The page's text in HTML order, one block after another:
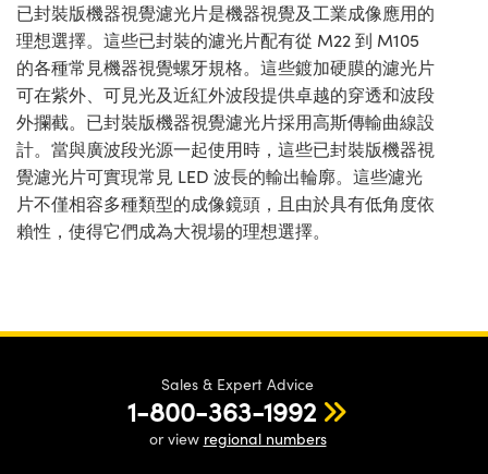
已封裝版機器視覺濾光片是機器視覺及工業成像應用的
理想選擇。這些已封裝的濾光片配有從 M22 到 M105
的各種常見機器視覺螺牙規格。這些鍍加硬膜的濾光片
可在紫外、可見光及近紅外波段提供卓越的穿透和波段
外攔截。已封裝版機器視覺濾光片採用高斯傳輸曲線設
計。當與廣波段光源一起使用時，這些已封裝版機器視
覺濾光片可實現常見 LED 波長的輸出輪廓。這些濾光
片不僅相容多種類型的成像鏡頭，且由於具有低角度依
賴性，使得它們成為大視場的理想選擇。
Sales & Expert Advice
1-800-363-1992
or view regional numbers